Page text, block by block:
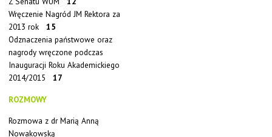
Wręczenie Nagród JM Rektora za
2013 rok 15
Odznaczenia państwowe oraz
nagrody wręczone podczas
Inauguracji Roku Akademickiego
2014/2015 17
ROZMOWY
Rozmowa z dr Marią Anną
Nowakowską